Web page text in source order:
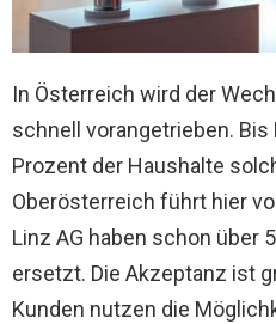
In Österreich wird der
schnell vorangetrieben.
Prozent der Haushalte
Oberösterreich führt hier
Linz AG haben schon über
ersetzt. Die Akzeptanz ist
Kunden nutzen die